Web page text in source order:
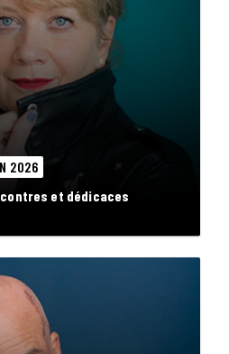
2026
et dédicaces